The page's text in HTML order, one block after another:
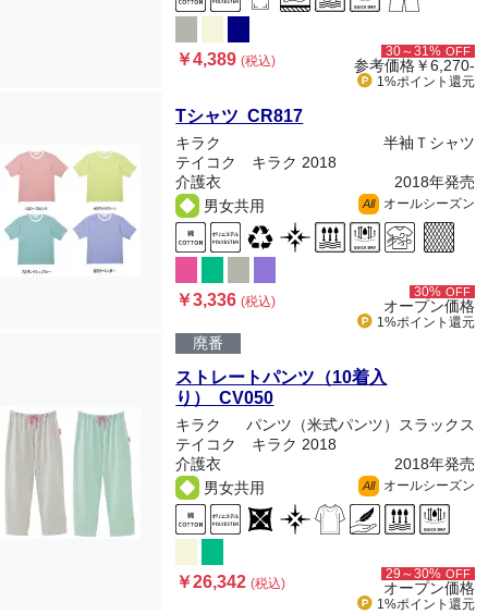
￥4,389(税込)
30～31% OFF
参考価格￥6,270-
1%ポイント 還元
Tシャツ CR817
キラク
半袖Ｔシャツ
テイコク キラク 2018
介護衣
2018年発売
男女共用
All オールシーズン
￥3,336(税込)
30% OFF
オープン価格
1%ポイント 還元
廃番
ストレートパンツ（10着入
り） CV050
キラク
パンツ（米式パンツ）スラックス
テイコク キラク 2018
介護衣
2018年発売
男女共用
All オールシーズン
￥26,342(税込)
29～30% OFF
オープン価格
1%ポイント 還元